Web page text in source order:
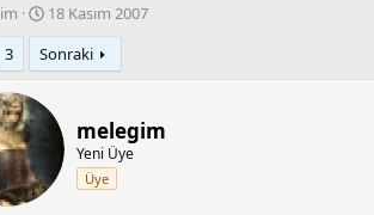
B
a
ş
l
n
ç
18 Kasım 2007
3 Sonraki
melegim
Yeni Üye
Üye